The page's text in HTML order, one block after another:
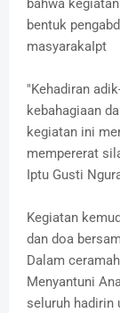
bahwa
bentuk
masyarakaIpt
"Kehadiran
kebahagiaan
kegiatan ini
mempererat
Iptu Gusti
Kegiatan
dan doa
Dalam
Menyantuni
seluruh hadirin